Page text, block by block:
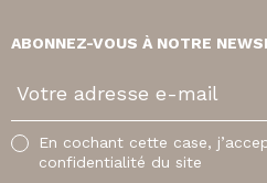
ABONNEZ-VOUS À NOTRE
t
r
En cochant cette case,
confidentialité du site